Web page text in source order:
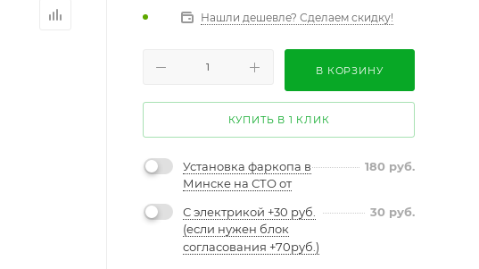
Нашли дешевле? Сделаем скидку!
В КОРЗИНУ
КУПИТЬ В 1 КЛИК
Установка фаркопа в
Минске на СТО от
180 руб.
С электрикой +30 руб.
(если нужен блок
согласования +70руб.)
30 руб.